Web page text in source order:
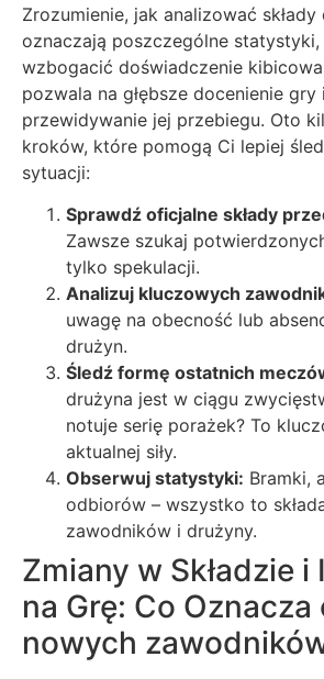
Zrozumienie, jak analizować
oznaczają poszczególne
wzbogacić doświadczenie
pozwala na głębsze docenienie gry
przewidywanie jej przebiegu. Oto
kroków, które pomogą Ci lepiej
sytuacji:
Sprawdź oficjalne składy
Zawsze szukaj
tylko spekulacji.
Analizuj kluczowych
uwagę na obecność lub
drużyn.
Śledź formę ostatnich
drużyna jest w ciągu
notuje serię porażek? To
aktualnej siły.
Obserwuj statystyki: Bramki,
odbiorów – wszystko to
zawodników i drużyny.
Zmiany w Składzie i
na Grę: Co
nowych